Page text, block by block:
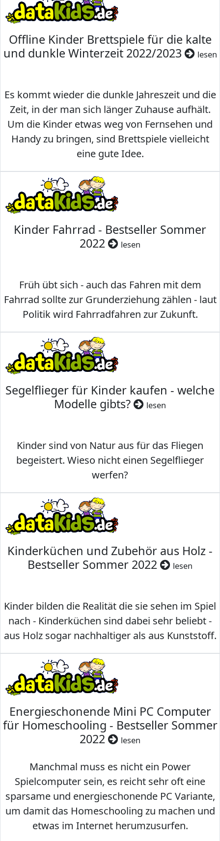
Offline Kinder Brettspiele für die kalte
und dunkle Winterzeit 2022/2023
lesen
Es kommt wieder die dunkle Jahreszeit und die
Zeit, in der man sich länger Zuhause aufhält.
Um die Kinder etwas weg von Fernsehen und
Handy zu bringen, sind Brettspiele vielleicht
eine gute Idee.
Kinder Fahrrad - Bestseller Sommer
2022
lesen
Früh übt sich - auch das Fahren mit dem
Fahrrad sollte zur Grunderziehung zählen - laut
Politik wird Fahrradfahren zur Zukunft.
Segelflieger für Kinder kaufen - welche
Modelle gibts?
lesen
Kinder sind von Natur aus für das Fliegen
begeistert. Wieso nicht einen Segelflieger
werfen?
Kinderküchen und Zubehör aus Holz -
Bestseller Sommer 2022
lesen
Kinder bilden die Realität die sie sehen im Spiel
nach - Kinderküchen sind dabei sehr beliebt -
aus Holz sogar nachhaltiger als aus Kunststoff.
Energieschonende Mini PC Computer
für Homeschooling - Bestseller Sommer
2022
lesen
Manchmal muss es nicht ein Power
Spielcomputer sein, es reicht sehr oft eine
sparsame und energieschonende PC Variante,
um damit das Homeschooling zu machen und
etwas im Internet herumzusurfen.